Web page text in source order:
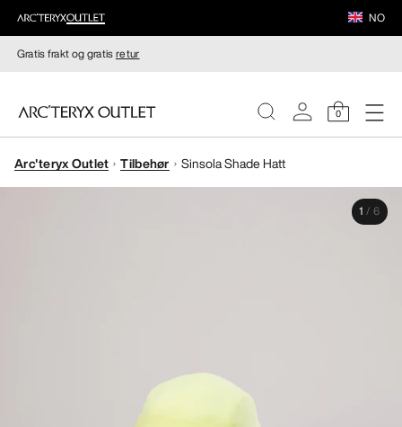
NO
Gratis frakt og gratisretur
0
DAMER
Arc'teryx Outlet Tilbehør Sinsola Shade Hatt
1 / 6